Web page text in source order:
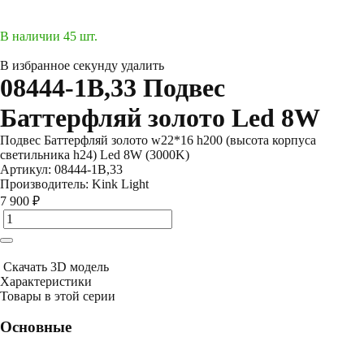
В наличии 45 шт.
В избранное секунду удалить
08444-1B,33 Подвес
Баттерфляй золото Led 8W
Подвес Баттерфляй золото w22*16 h200 (высота корпуса
светильника h24) Led 8W (3000K)
Артикул: 08444-1B,33
Производитель: Kink Light
7 900 ₽
Скачать 3D модель
Характеристики
Товары в этой серии
Основные